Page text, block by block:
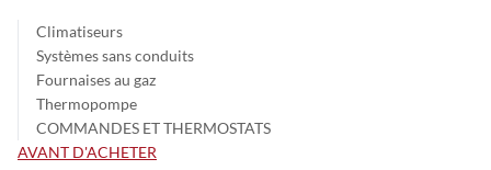
Climatiseurs
Systèmes sans conduits
Fournaises au gaz
Thermopompe
COMMANDES ET THERMOSTATS
AVANT D'ACHETER